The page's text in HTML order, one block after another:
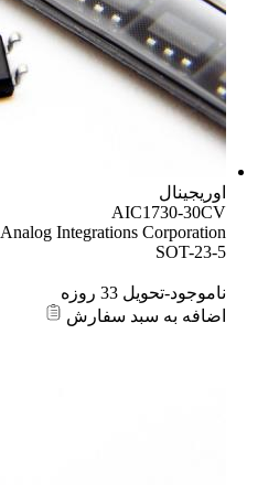
اوریجینال
AIC1730-30CV
Analog Integrations Corporation
SOT-23-5
ناموجود-تحویل 33 روزه
اضافه به سبد سفارش